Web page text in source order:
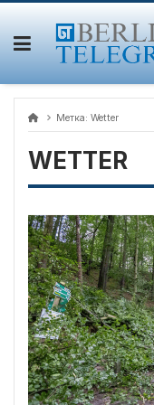
Skip
content
Метка: Wetter
WETTER